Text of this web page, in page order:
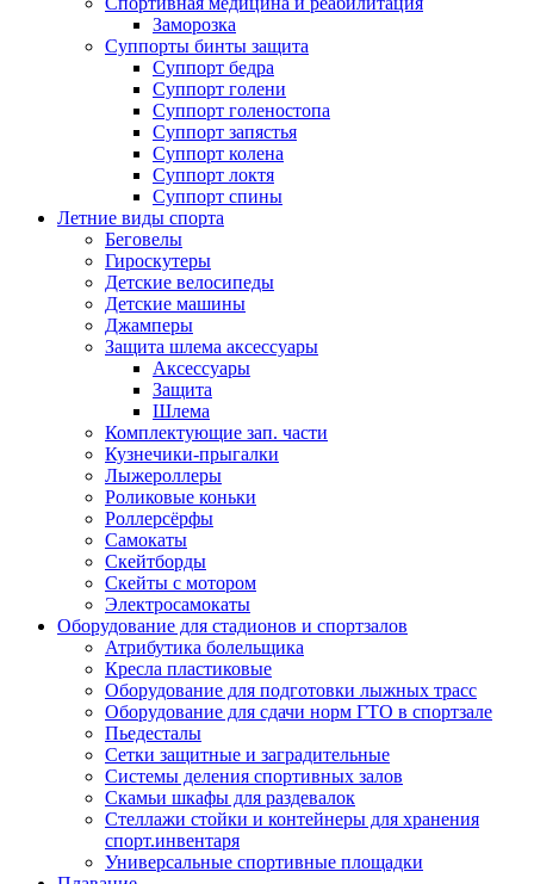
Заморозка
Суппорты бинты защита
Суппорт бедра
Суппорт голени
Суппорт голеностопа
Суппорт запястья
Суппорт колена
Суппорт локтя
Суппорт спины
Летние виды спорта
Беговелы
Гироскутеры
Детские велосипеды
Детские машины
Джамперы
Защита шлема аксессуары
Аксессуары
Защита
Шлема
Комплектующие зап. части
Кузнечики-прыгалки
Лыжероллеры
Роликовые коньки
Роллерсёрфы
Самокаты
Скейтборды
Скейты с мотором
Электросамокаты
Оборудование для стадионов и спортзалов
Атрибутика болельщика
Кресла пластиковые
Оборудование для подготовки лыжных трасс
Оборудование для сдачи норм ГТО в спортзале
Пьедесталы
Сетки защитные и заградительные
Системы деления спортивных залов
Скамьи шкафы для раздевалок
Стеллажи стойки и контейнеры для хранения
спорт.инвентаря
Универсальные спортивные площадки